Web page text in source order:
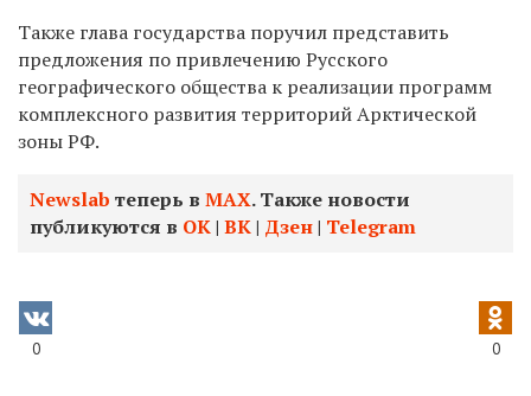
Также глава государства поручил представить
предложения по привлечению Русского
географического общества к реализации программ
комплексного развития территорий Арктической
зоны РФ.
Newslab теперь в МАХ. Также новости
публикуются в ОК| ВК| Дзен| Telegram
0 0